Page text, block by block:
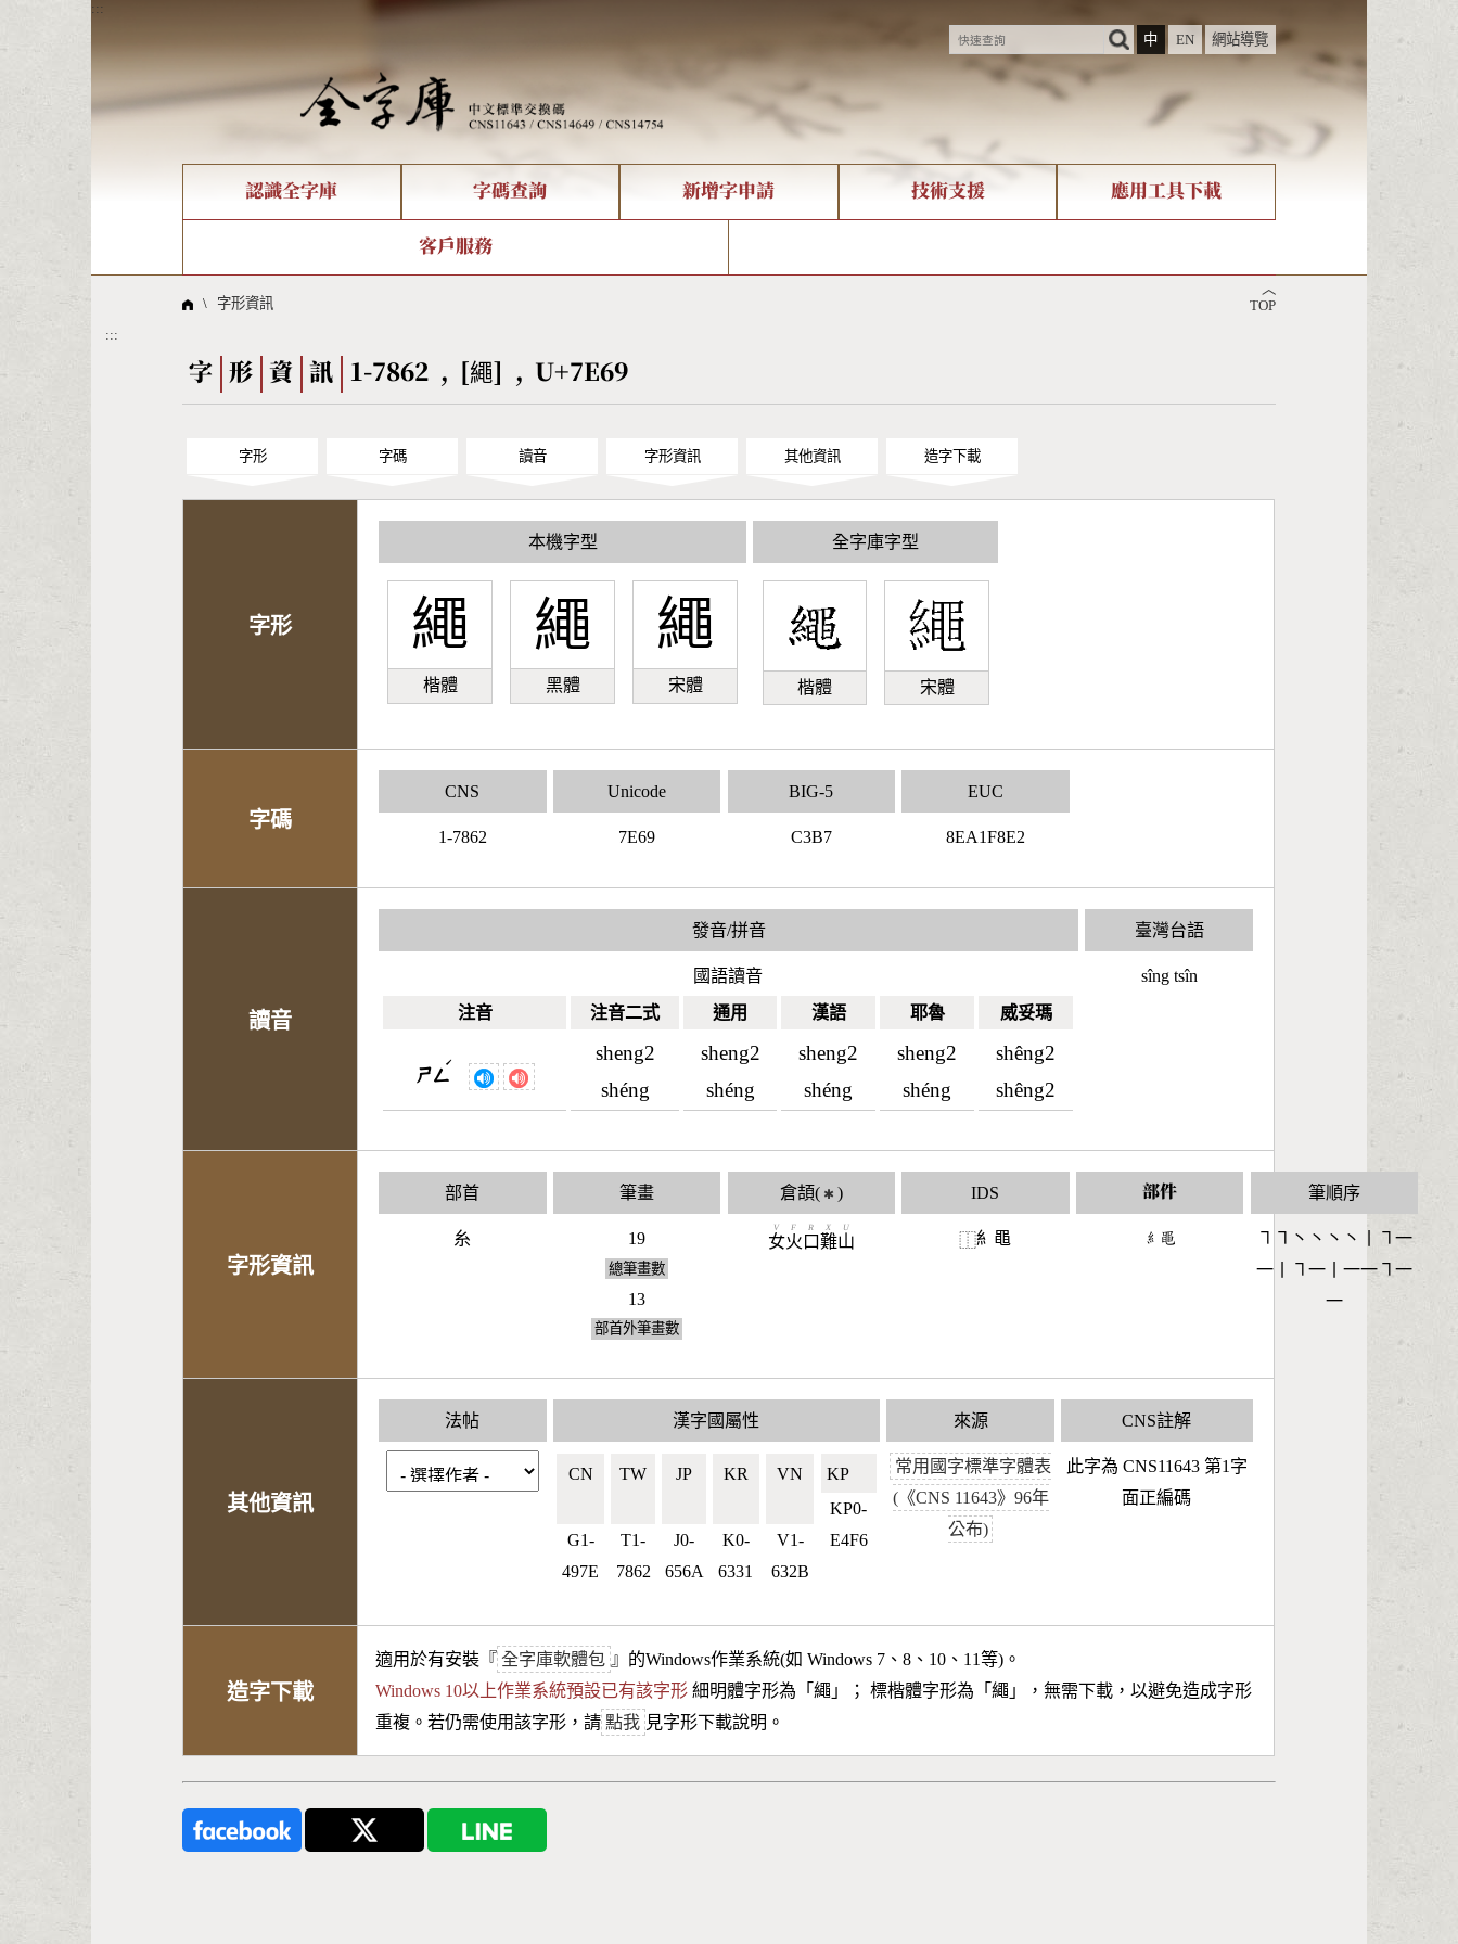
:::
中
EN 網站導覽
認識全字庫
全字庫現況
線上教學
字碼查詢
部件查詢
倉頡查詢
Big5查詢 拼音查詢
新增字申請 技術支援
造字解決方案
應用工具下載
字形下載
客戶服務
問題集
︿
TOP
\ 字形資訊
:::
字 形 資 訊 1-7862 , [繩] , U+7E69
字形 字碼 讀音 字形資訊 其他資訊 造字下載
字形
本機字型
繩
楷體
繩
黑體
繩
宋體
全字庫字型
楷體 宋體
字碼
CNS
1-7862
Unicode
7E69
BIG-5
C3B7
EUC
8EA1F8E2
讀音
發音/拼音
國語讀音
注音
注音二式 通用 漢語 耶魯 威妥瑪
ㄕㄥ
ˊ
sheng2
shéng
sheng2
shéng
sheng2
shéng
sheng2
shéng
shêng2
shêng2
臺灣台語
sîng tsîn
字形資訊
部首
糸
筆畫
19
總筆畫數
13
部首外筆畫數
倉頡( ✱ )
女
V
火
F
口
R
難
X
山
U
IDS
⿰糹黽
部件
󶆠󶇻
筆順序
㇕㇕丶丶丶丶丨㇕一
一丨㇕一丨一一㇕一
一
其他資訊
法帖 漢字國屬性
CN
G1-
497E
TW
T1-
7862
JP
J0-
656A
KR
K0-
6331
VN
V1-
632B
KP🇰🇵
KP0-
E4F6
來源
常用國字標準字體表
(《CNS 11643》96年
公布)
CNS註解
此字為 CNS11643 第1字
面正編碼
造字下載
適用於有安裝『 全字庫軟體包 』的Windows作業系統(如 Windows 7、8、10、11等)。
Windows 10以上作業系統預設已有該字形 細明體字形為「繩 」； 標楷體字形為「繩 」，無需下載，以避免造成字形
重複。若仍需使用該字形，請 點我 見字形下載說明。